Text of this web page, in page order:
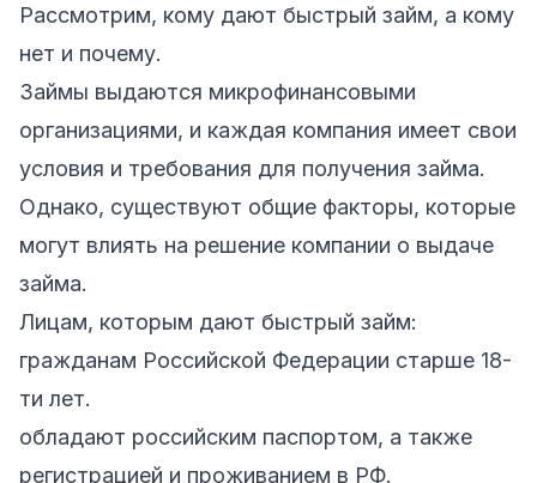
Рассмотрим, кому дают быстрый займ, а кому
нет и почему.
Займы выдаются микрофинансовыми
организациями, и каждая компания имеет свои
условия и требования для получения займа.
Однако, существуют общие факторы, которые
могут влиять на решение компании о выдаче
займа.
Лицам, которым дают быстрый займ:
гражданам Российской Федерации старше 18-
ти лет.
обладают российским паспортом, а также
регистрацией и проживанием в РФ.